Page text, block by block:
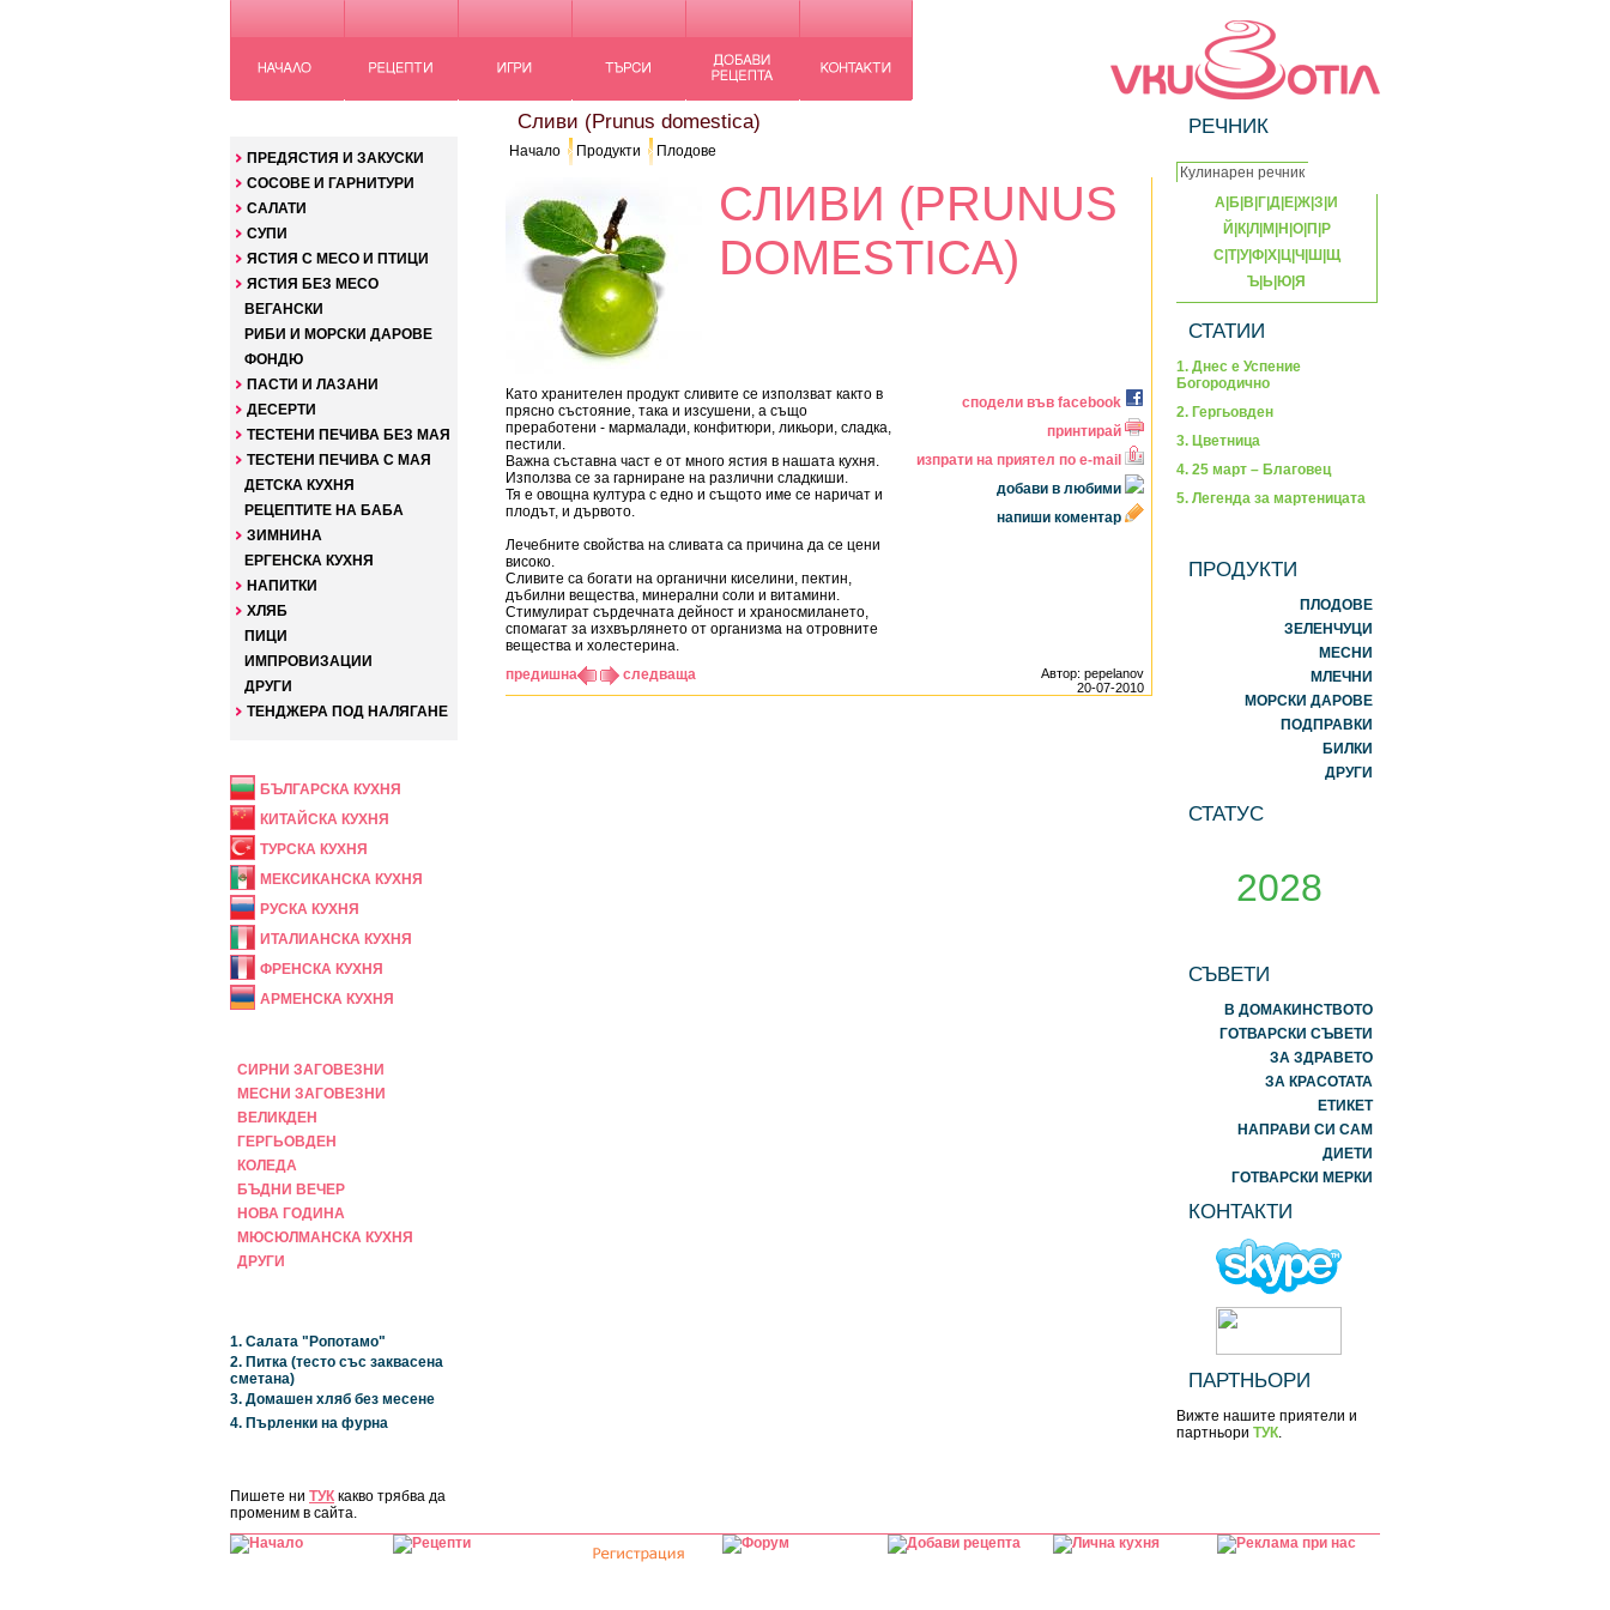
ПРЕДЯСТИЯ И ЗАКУСКИ
СОСОВЕ И ГАРНИТУРИ
САЛАТИ
СУПИ
ЯСТИЯ С МЕСО И ПТИЦИ
ЯСТИЯ БЕЗ МЕСО
ВЕГАНСКИ
РИБИ И МОРСКИ ДАРОВЕ
ФОНДЮ
ПАСТИ И ЛАЗАНИ
ДЕСЕРТИ
ТЕСТЕНИ ПЕЧИВА БЕЗ МАЯ
ТЕСТЕНИ ПЕЧИВА С МАЯ
ДЕТСКА КУХНЯ
РЕЦЕПТИТЕ НА БАБА
ЗИМНИНА
ЕРГЕНСКА КУХНЯ
НАПИТКИ
ХЛЯБ
ПИЦИ
ИМПРОВИЗАЦИИ
ДРУГИ
ТЕНДЖЕРА ПОД НАЛЯГАНЕ
БЪЛГАРСКА КУХНЯ
КИТАЙСКА КУХНЯ
ТУРСКА КУХНЯ
МЕКСИКАНСКА КУХНЯ
РУСКА КУХНЯ
ИТАЛИАНСКА КУХНЯ
ФРЕНСКА КУХНЯ
АРМЕНСКА КУХНЯ
СИРНИ ЗАГОВЕЗНИ
МЕСНИ ЗАГОВЕЗНИ
ВЕЛИКДЕН
ГЕРГЬОВДЕН
КОЛЕДА
БЪДНИ ВЕЧЕР
НОВА ГОДИНА
МЮСЮЛМАНСКА КУХНЯ
ДРУГИ
1. Салата "Ропотамо"
2. Питка (тесто със заквасена
сметана)
3. Домашен хляб без месене
4. Пърленки на фурна
Пишете ни ТУК какво трябва да
променим в сайта.
Сливи (Prunus domestica)
Начало Продукти Плодове
СЛИВИ (PRUNUS
DOMESTICA)
Като хранителен продукт сливите се използват както в
прясно състояние, така и изсушени, а също
преработени - мармалади, конфитюри, ликьори, сладка,
пестили.
Важна съставна част е от много ястия в нашата кухня.
Използва се за гарниране на различни сладкиши.
Тя е овощна култура с едно и същото име се наричат и
плодът, и дървото.
Лечебните свойства на сливата са причина да се цени
високо.
Сливите са богати на органични киселини, пектин,
дъбилни вещества, минерални соли и витамини.
Стимулират сърдечната дейност и храносмилането,
спомагат за изхвърлянето от организма на отровните
вещества и холестерина.
сподели във facebook
принтирай
изпрати на приятел по e-mail
добави в любими
напиши коментар
предишна следваща
Автор: pepelanov
20-07-2010
РЕЧНИК
А Б В Г Д Е Ж З И
Й К| Л М Н О| П Р
С Т|У|Ф| Х| Ц| Ч Ш Щ
Ъ Ь Ю Я
СТАТИИ
1. Днес е Успение
Богородично
2. Гергьовден
3. Цветница
4. 25 март – Благовец
5. Легенда за мартеницата
ПРОДУКТИ
ПЛОДОВЕ
ЗЕЛЕНЧУЦИ
МЕСНИ
МЛЕЧНИ
МОРСКИ ДАРОВЕ
ПОДПРАВКИ
БИЛКИ
ДРУГИ
СТАТУС
2028
СЪВЕТИ
В ДОМАКИНСТВОТО
ГОТВАРСКИ СЪВЕТИ
ЗА ЗДРАВЕТО
ЗА КРАСОТАТА
ЕТИКЕТ
НАПРАВИ СИ САМ
ДИЕТИ
ГОТВАРСКИ МЕРКИ
КОНТАКТИ
ПАРТНЬОРИ
Вижте нашите приятели и
партньори ТУК.